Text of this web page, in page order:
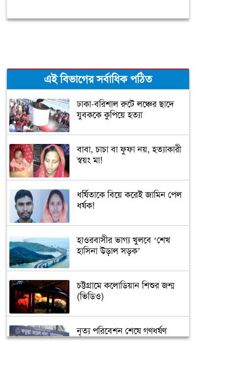
এই বিভাগের সর্বাধিক পঠিত
ঢাকা-বরিশাল রুটে লঞ্চের ছাদে
যুবককে কুপিয়ে হত্যা
বাবা, চাচা বা ফুফা নয়, হত্যাকারী
স্বয়ং মা!
ধর্ষিতাকে বিয়ে করেই জামিন পেল
ধর্ষক!
হাওরবাসীর ভাগ্য খুলবে ‘শেখ
হাসিনা উড়াল সড়ক’
চট্টগ্রামে কলোডিয়ান শিশুর জন্ম
(ভিডিও)
নৃত্য পরিবেশন শেষে গণধর্ষণ